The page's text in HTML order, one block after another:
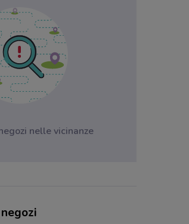
nelle vicinanze